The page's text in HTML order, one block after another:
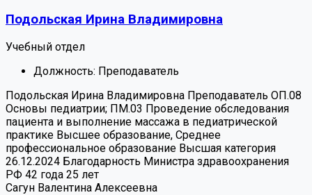
Подольская Ирина Владимировна
Учебный отдел
Должность: Преподаватель
Подольская Ирина Владимировна Преподаватель ОП.08
Основы педиатрии; ПМ.03 Проведение обследования
пациента и выполнение массажа в педиатрической
практике Высшее образование, Среднее
профессиональное образование Высшая категория
26.12.2024 Благодарность Министра здравоохранения
РФ 42 года 25 лет
Сагун Валентина Алексеевна